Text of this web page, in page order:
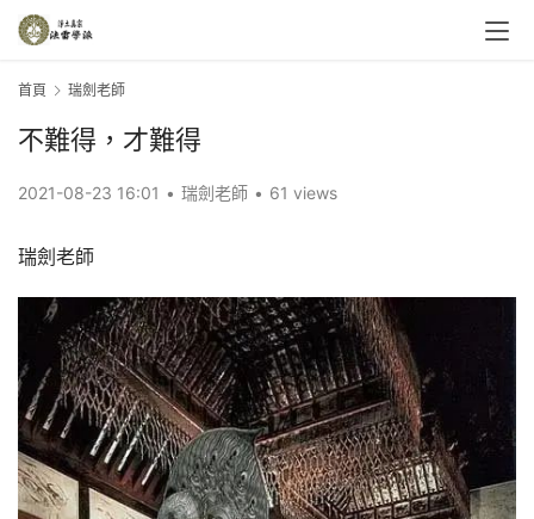
首頁 瑞劍老師
不難得，才難得
2021-08-23 16:01 • 瑞劍老師 • 61 views
瑞劍老師